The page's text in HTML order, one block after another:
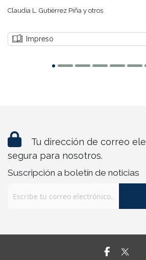
Claudia L. Gutiérrez Piña y otros
Impreso
Tu dirección de correo
segura para nosotros.
Suscripción a boletín de noticias